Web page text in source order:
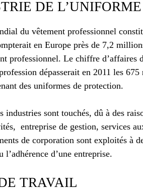
DE L’UNIFORME
du vêtement professionnel
en Europe près de 7,2
professionnel. Le chiffre d’affaires
dépasserait en 2011 les
des uniformes de protection.
industries sont touchés, dû à des
entreprise de gestion, services
de corporation sont exploités à
d’une entreprise.
TRAVAIL